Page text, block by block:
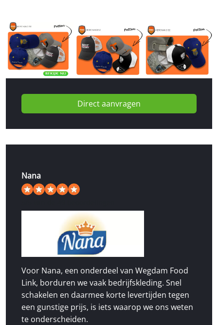
Direct aanvragen
Nana
Voor Nana, een onderdeel van Wegdam Food
Link, borduren we vaak bedrijfskleding. Snel
schakelen en daarmee korte levertijden tegen
een gunstige prijs, is iets waarop we ons weten
te onderscheiden.